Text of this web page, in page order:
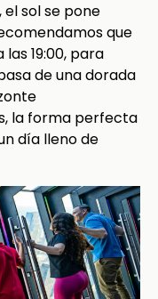
el sol se pone
que
19:00, para
de una dorada
la forma perfecta
día lleno de